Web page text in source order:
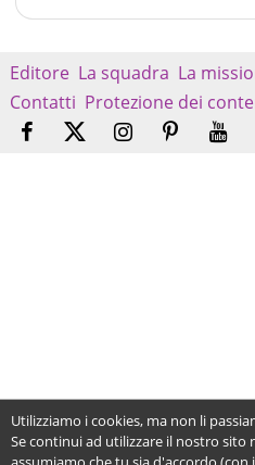
Editore La squadra La
Contatti Protezione dei
Utilizziamo i cookies, ma non li
Se continui ad utilizzare il nostro sito